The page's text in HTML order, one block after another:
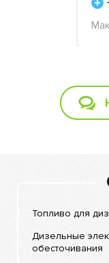
Топливо для
Дизельные
обесточивания